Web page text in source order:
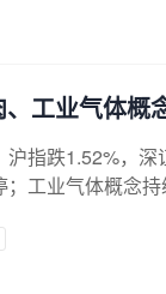
工业气体概
指跌1.52%，
工业气体概念